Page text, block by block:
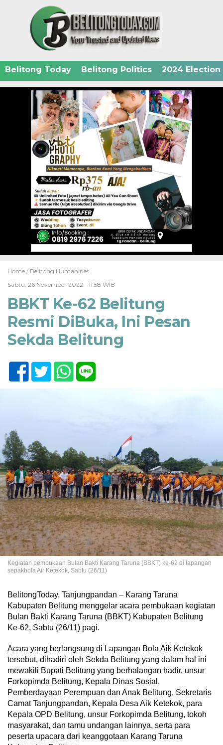
Belitong Today Belitong Politics 2024 Election
Home / Belitong Humanities
Sabtu, 26 November 2022 - 11:58 WIB
BBKT Ke-62 Belitung
Resmi DiBuka, Ini Pesan
Sekda Belitung
Kegiatan pembukaan Bulan Bakti Karang Taruna (BBKT) ke-62 di lapangan
sepakbola Air Ketekok, Sabtu (26/11)
BelitongToday, Tanjungpandan – Karang Taruna
Kabupaten Belitung menggelar acara pembukaan kegiatan
Bulan Bakti Karang Taruna (BBKT) Kabupaten Belitung
Ke-62, Sabtu (26/11) pagi.
Acara yang berlangsung di Lapangan Bola Aik Ketekok
tersebut, dihadiri oleh Sekda Belitung yang dalam hal ini
mewakili Bupati Belitung yang berhalangan hadir, unsur
Forkopimda Belitung, Kepala Dinas Sosial,
Pemberdayaan Perempuan dan Anak Belitung, Sekretaris
Camat Tanjungpandan, Kepala Desa Aik Ketekok, para
Kepala OPD Belitung, unsur Forkopimda Belitung, tokoh
masyarakat, dan tamu undangan lainnya, serta para
peserta upacara dari keanggotaan Karang Taruna